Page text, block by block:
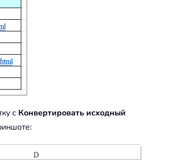
с Конвертировать исходный